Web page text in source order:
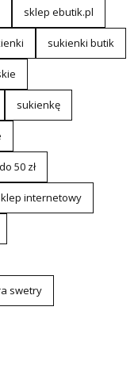
sklep ebutik.pl
sukienki butik
sukienkę
50 zł
internetowy
swetry